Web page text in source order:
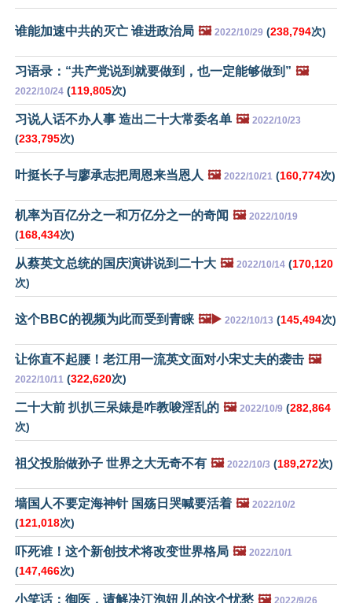
谁能加速中共的灭亡 谁进政治局 🖼️ 2022/10/29 (238,794次)
习语录：“共产党说到就要做到，也一定能够做到” 🖼️
2022/10/24 (119,805次)
习说人话不办人事 造出二十大常委名单 🖼️ 2022/10/23
(233,795次)
叶挺长子与廖承志把周恩来当恩人 🖼️ 2022/10/21 (160,774次)
机率为百亿分之一和万亿分之一的奇闻 🖼️ 2022/10/19
(168,434次)
从蔡英文总统的国庆演讲说到二十大 🖼️ 2022/10/14 (170,120
次)
这个BBC的视频为此而受到青睐 🖼️▶️ 2022/10/13 (145,494次)
让你直不起腰！老江用一流英文面对小宋丈夫的袭击 🖼️
2022/10/11 (322,620次)
二十大前 扒扒三呆婊是咋教唆淫乱的 🖼️ 2022/10/9 (282,864
次)
祖父投胎做孙子 世界之大无奇不有 🖼️ 2022/10/3 (189,272次)
墙国人不要定海神针 国殇日哭喊要活着 🖼️ 2022/10/2
(121,018次)
吓死谁！这个新创技术将改变世界格局 🖼️ 2022/10/1
(147,466次)
小笑话：御医，请解决江泡妞儿的这个忧愁 🖼️ 2022/9/26